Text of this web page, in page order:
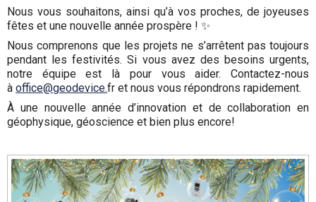
Nous vous souhaitons, ainsi qu’à vos proches, de joyeuses
fêtes et une nouvelle année prospère ! ✨
Nous comprenons que les projets ne s’arrêtent pas toujours
pendant les festivités. Si vous avez des besoins urgents,
notre équipe est là pour vous aider. Contactez-nous
à office@geodevice.fr et nous vous répondrons rapidement.
À une nouvelle année d’innovation et de collaboration en
géophysique, géoscience et bien plus encore!